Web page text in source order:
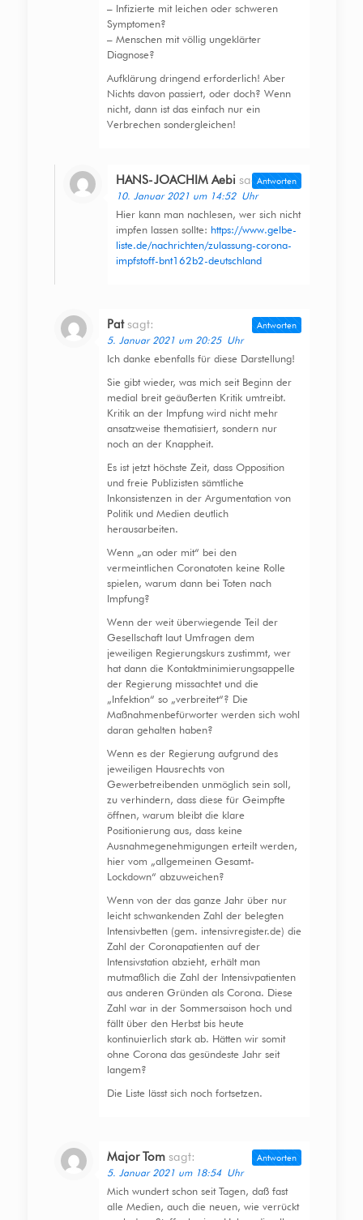
– Infizierte mit leichen oder schweren
Symptomen?
– Menschen mit völlig ungeklärter
Diagnose?
Aufklärung dringend erforderlich! Aber
Nichts davon passiert, oder doch? Wenn
nicht, dann ist das einfach nur ein
Verbrechen sondergleichen!
HANS-JOACHIM Aebi sagt:
10. Januar 2021 um 14:52 Uhr
Hier kann man nachlesen, wer sich nicht
impfen lassen sollte: https://www.gelbe-
liste.de/nachrichten/zulassung-corona-
impfstoff-bnt162b2-deutschland
Antworten
Pat sagt:
5. Januar 2021 um 20:25 Uhr
Ich danke ebenfalls für diese Darstellung!
Sie gibt wieder, was mich seit Beginn der
medial breit geäußerten Kritik umtreibt.
Kritik an der Impfung wird nicht mehr
ansatzweise thematisiert, sondern nur
noch an der Knappheit.
Es ist jetzt höchste Zeit, dass Opposition
und freie Publizisten sämtliche
Inkonsistenzen in der Argumentation von
Politik und Medien deutlich
herausarbeiten.
Wenn „an oder mit“ bei den
vermeintlichen Coronatoten keine Rolle
spielen, warum dann bei Toten nach
Impfung?
Wenn der weit überwiegende Teil der
Gesellschaft laut Umfragen dem
jeweiligen Regierungskurs zustimmt, wer
hat dann die Kontaktminimierungsappelle
der Regierung missachtet und die
„Infektion“ so „verbreitet“? Die
Maßnahmenbefürworter werden sich wohl
daran gehalten haben?
Wenn es der Regierung aufgrund des
jeweiligen Hausrechts von
Gewerbetreibenden unmöglich sein soll,
zu verhindern, dass diese für Geimpfte
öffnen, warum bleibt die klare
Positionierung aus, dass keine
Ausnahmegenehmigungen erteilt werden,
hier vom „allgemeinen Gesamt-
Lockdown“ abzuweichen?
Wenn von der das ganze Jahr über nur
leicht schwankenden Zahl der belegten
Intensivbetten (gem. intensivregister.de) die
Zahl der Coronapatienten auf der
Intensivstation abzieht, erhält man
mutmaßlich die Zahl der Intensivpatienten
aus anderen Gründen als Corona. Diese
Zahl war in der Sommersaison hoch und
fällt über den Herbst bis heute
kontinuierlich stark ab. Hätten wir somit
ohne Corona das gesündeste Jahr seit
langem?
Die Liste lässt sich noch fortsetzen.
Antworten
Major Tom sagt:
5. Januar 2021 um 18:54 Uhr
Mich wundert schon seit Tagen, daß fast
alle Medien, auch die neuen, wie verrückt
Antworten